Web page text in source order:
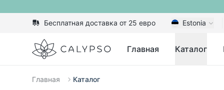
Бесплатная доставка от 25 евро Estonia
Calypso Главная Каталог
Главная Каталог